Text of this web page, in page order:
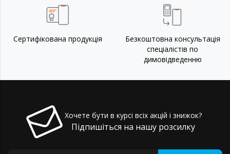
Сертифікована продукція
Безкоштовна консультація
спеціалістів по
димовідведенню
Хочете бути в курсі всіх акцій і знижок?
Підпишіться на нашу розсилку